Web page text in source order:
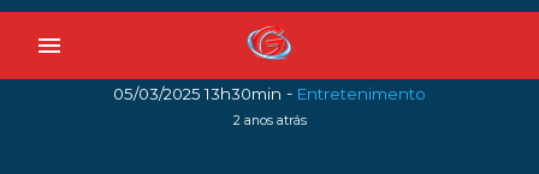
menu
05/03/2025 13h30min - Entretenimento
2 anos atrás